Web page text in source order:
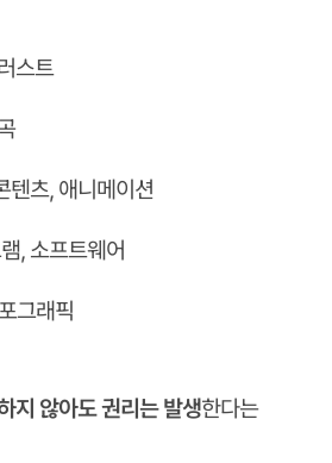
스트
텐츠, 애니메이션
, 소프트웨어
그래픽
지 않아도 권리는 발생한다는